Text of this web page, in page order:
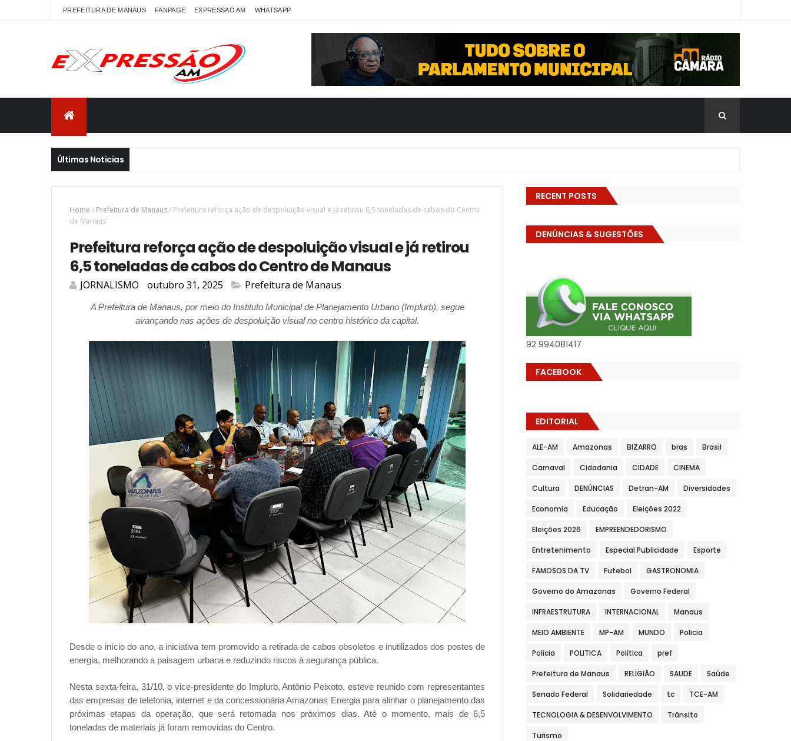
PREFEITURA DE MANAUS FANPAGE EXPRESSAO AM WHATSAPP
Últimas Noticias
Home / Prefeitura de Manaus/ Prefeitura reforça ação de despoluição visual e já retirou 6,5 toneladas de cabos do Centro
de Manaus
Prefeitura reforça ação de despoluição visual e já retirou
6,5 toneladas de cabos do Centro de Manaus
JORNALISMO outubro 31, 2025 Prefeitura de Manaus
A Prefeitura de Manaus, por meio do Instituto Municipal de Planejamento Urbano (Implurb), segue
avançando nas ações de despoluição visual no centro histórico da capital.
Desde o início do ano, a iniciativa tem promovido a retirada de cabos obsoletos e inutilizados dos postes de
energia, melhorando a paisagem urbana e reduzindo riscos à segurança pública.
Nesta sexta-feira, 31/10, o vice-presidente do Implurb, Antônio Peixoto, esteve reunido com representantes
das empresas de telefonia, internet e da concessionária Amazonas Energia para alinhar o planejamento das
próximas etapas da operação, que será retomada nos próximos dias. Até o momento, mais de 6,5
toneladas de materiais já foram removidas do Centro.
RECENT POSTS
DENÚNCIAS & SUGESTÕES
92 994081417
FACEBOOK
EDITORIAL
ALE-AM Amazonas BIZARRO bras Brasil
Carnaval Cidadania CIDADE CINEMA
Cultura DENÚNCIAS Detran-AM Diversidades
Economia Educação Eleições 2022
Eleições 2026 EMPREENDEDORISMO
Entretenimento Especial Publicidade Esporte
FAMOSOS DA TV Futebol GASTRONOMIA
Governo do Amazonas Governo Federal
INFRAESTRUTURA INTERNACIONAL Manaus
MEIO AMBIENTE MP-AM MUNDO Policia
Polícia POLITICA Política pref
Prefeitura de Manaus RELIGIÃO SAUDE Saúde
Senado Federal Solidariedade tc TCE-AM
TECNOLOGIA & DESENVOLVIMENTO Trânsito
Turismo